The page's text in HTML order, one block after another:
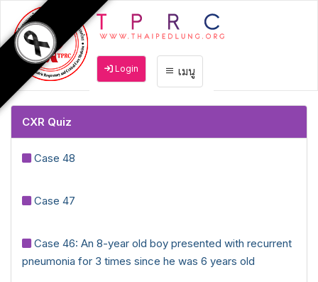
เมนู
Login
CXR Quiz
Case 48
Case 47
Case 46: An 8-year old boy presented with recurrent
pneumonia for 3 times since he was 6 years old